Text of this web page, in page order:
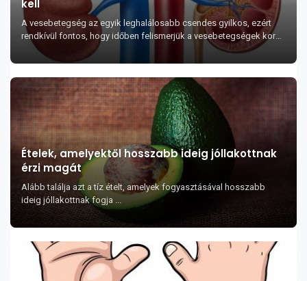
kell
A vesebetegség az egyik leghalálosabb csendes gyilkos, ezért
rendkívül fontos, hogy időben felismerjük a vesebetegségek korai
jeleit.
Ételek, amelyektől hosszabb ideig jóllakottnak
érzi magát
Alább találja azt a tíz ételt, amelyek fogyasztásával hosszabb
ideig jóllakottnak fogja ...